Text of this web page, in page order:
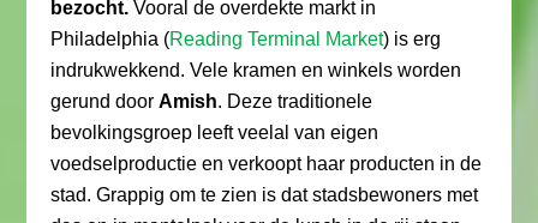
bezocht. Vooral de overdekte markt in
Philadelphia (Reading Terminal Market) is erg
indrukwekkend. Vele kramen en winkels worden
gerund doorAmish. Deze traditionele
bevolkingsgroep leeft veelal van eigen
voedselproductie en verkoopt haar producten in de
stad. Grappig om te zien is dat stadsbewoners met